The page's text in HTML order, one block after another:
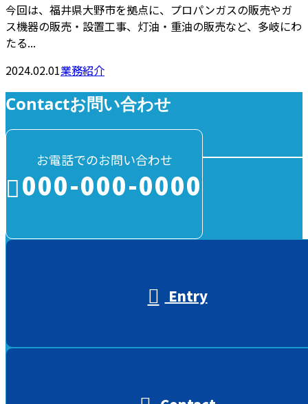
今回は、福井県大野市を拠点に、プロパンガスの販売やガ
ス機器の販売・設置工事、灯油・重油の販売など、多岐にわ
たる...
2024.02.01業務紹介
Contactお問い合わせ
お電話でのお問い合わせ
000-000-0000
Entry